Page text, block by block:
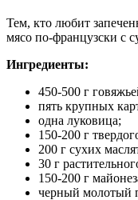
Тем, кто любит
мясо по-французски с
Ингредиенты:
450-500 г
пять крупных
одна луковица;
150-200 г
200 г сухих
30 г
150-200 г
черный молотый